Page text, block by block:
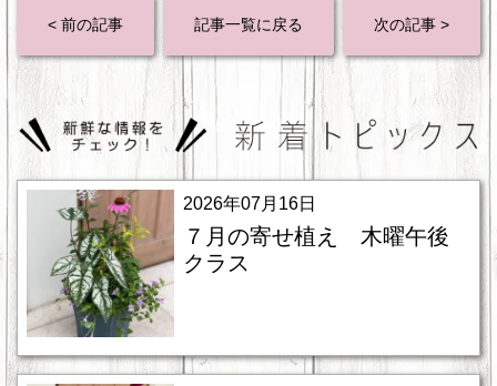
< 前の記事 記事一覧に戻る 次の記事 >
2026年07月16日
７月の寄せ植え 木曜午後
クラス